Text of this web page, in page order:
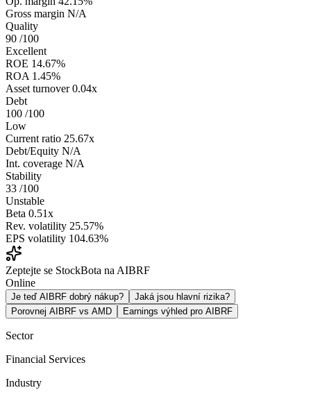
Gross margin N/A
Quality
90 /100
Excellent
ROE 14.67%
ROA 1.45%
Asset turnover 0.04x
Debt
100 /100
Low
Current ratio 25.67x
Debt/Equity N/A
Int. coverage N/A
Stability
33 /100
Unstable
Beta 0.51x
Rev. volatility 25.57%
EPS volatility 104.63%
Zeptejte se StockBota na AIBRF
Online
Je teď AIBRF dobrý nákup?
Jaká jsou hlavní rizika?
Porovnej AIBRF vs AMD
Earnings výhled pro AIBRF
Sector
Financial Services
Industry